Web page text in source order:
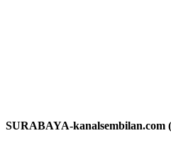
SURABAYA-kanalsembilan.com